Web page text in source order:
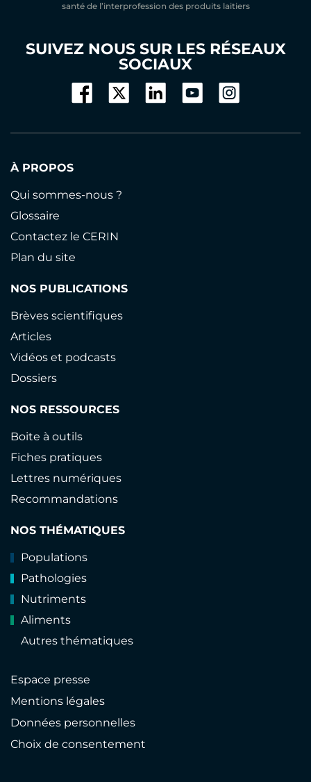
santé de l’interprofession des produits laitiers
SUIVEZ NOUS SUR LES RÉSEAUX
SOCIAUX
À PROPOS
Qui sommes-nous ?
Glossaire
Contactez le CERIN
Plan du site
NOS PUBLICATIONS
Brèves scientifiques
Articles
Vidéos et podcasts
Dossiers
NOS RESSOURCES
Boite à outils
Fiches pratiques
Lettres numériques
Recommandations
NOS THÉMATIQUES
Populations
Pathologies
Nutriments
Aliments
Autres thématiques
Espace presse
Mentions légales
Données personnelles
Choix de consentement